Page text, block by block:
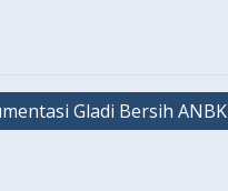
Gladi Bersih